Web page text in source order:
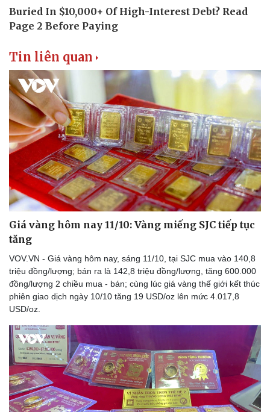
Tin liên quan
Giá vàng hôm nay 11/10: Vàng miếng SJC tiếp tục
tăng
VOV.VN - Giá vàng hôm nay, sáng 11/10, tại SJC mua vào 140,8
triệu đồng/lượng; bán ra là 142,8 triệu đồng/lượng, tăng 600.000
đồng/lượng 2 chiều mua - bán; cùng lúc giá vàng thế giới kết thúc
phiên giao dịch ngày 10/10 tăng 19 USD/oz lên mức 4.017,8
USD/oz.